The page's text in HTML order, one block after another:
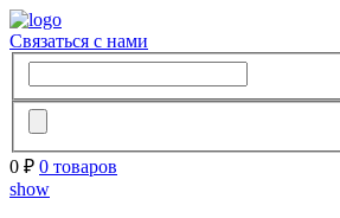
Связаться с нами
0 ₽ 0 товаров
show